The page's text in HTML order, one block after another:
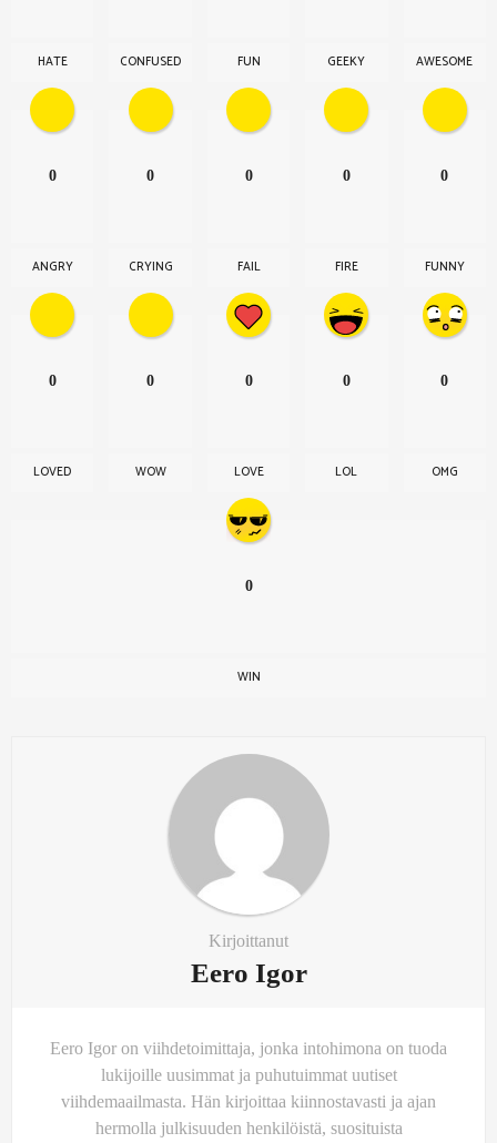
HATE CONFUSED FUN GEEKY AWESOME
0
ANGRY
0
CRYING
0
FAIL
0
FIRE
0
FUNNY
0
LOVED
0
WOW
0
LOVE
0
LOL
0
OMG
0
WIN
Kirjoittanut
Eero Igor
Eero Igor on viihdetoimittaja, jonka intohimona on tuoda
lukijoille uusimmat ja puhutuimmat uutiset
viihdemaailmasta. Hän kirjoittaa kiinnostavasti ja ajan
hermolla julkisuuden henkilöistä, suosituista